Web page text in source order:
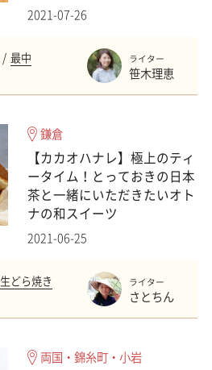
2021-07-26
最中 ライター
笹木理恵
鎌倉
【カカオハナレ】極上のティ
ータイム！とっておきの日本
茶と一緒にいただきたいオト
ナの和スイーツ
2021-06-25
生どら焼き ライター
さとちん
両国・錦糸町・小岩